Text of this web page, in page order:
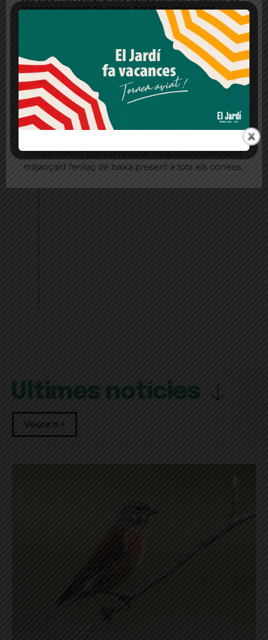
Últimes notícies
Veure'n +
al processament de dades basat en interessos
legítims en qualsevol moment fent clic a "Ajustos de
cookies" o a la nostra Política de privacitat en aquest
lloc web. Si cliques "acceptar" dones el teu
Més informació Acceptar Rebutjar tot
Quan l’usuari crea un compte al Diari el Jardí, dona el
seu consentiment explícit per rebre comunicacions
consentiment pot ser revocat en qualsevol moment
mitjançant l’enllaç de baixa present a tots els correus.